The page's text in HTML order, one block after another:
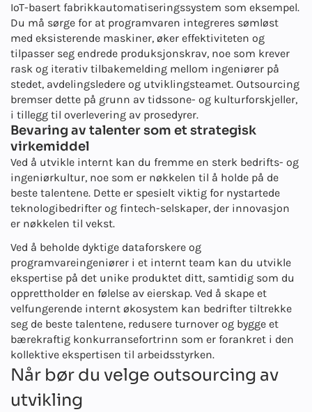
IoT-basert fabrikkautomatiseringssystem som eksempel.
Du må sørge for at programvaren integreres sømløst
med eksisterende maskiner, øker effektiviteten og
tilpasser seg endrede produksjonskrav, noe som krever
rask og iterativ tilbakemelding mellom ingeniører på
stedet, avdelingsledere og utviklingsteamet. Outsourcing
bremser dette på grunn av tidssone- og kulturforskjeller,
i tillegg til overlevering av prosedyrer.
Bevaring av talenter som et strategisk
virkemiddel
Ved å utvikle internt kan du fremme en sterk bedrifts- og
ingeniørkultur, noe som er nøkkelen til å holde på de
beste talentene. Dette er spesielt viktig for nystartede
teknologibedrifter og fintech-selskaper, der innovasjon
er nøkkelen til vekst.
Ved å beholde dyktige dataforskere og
programvareingeniører i et internt team kan du utvikle
ekspertise på det unike produktet ditt, samtidig som du
opprettholder en følelse av eierskap. Ved å skape et
velfungerende internt økosystem kan bedrifter tiltrekke
seg de beste talentene, redusere turnover og bygge et
bærekraftig konkurransefortrinn som er forankret i den
kollektive ekspertisen til arbeidsstyrken.
Når bør du velge outsourcing av
utvikling